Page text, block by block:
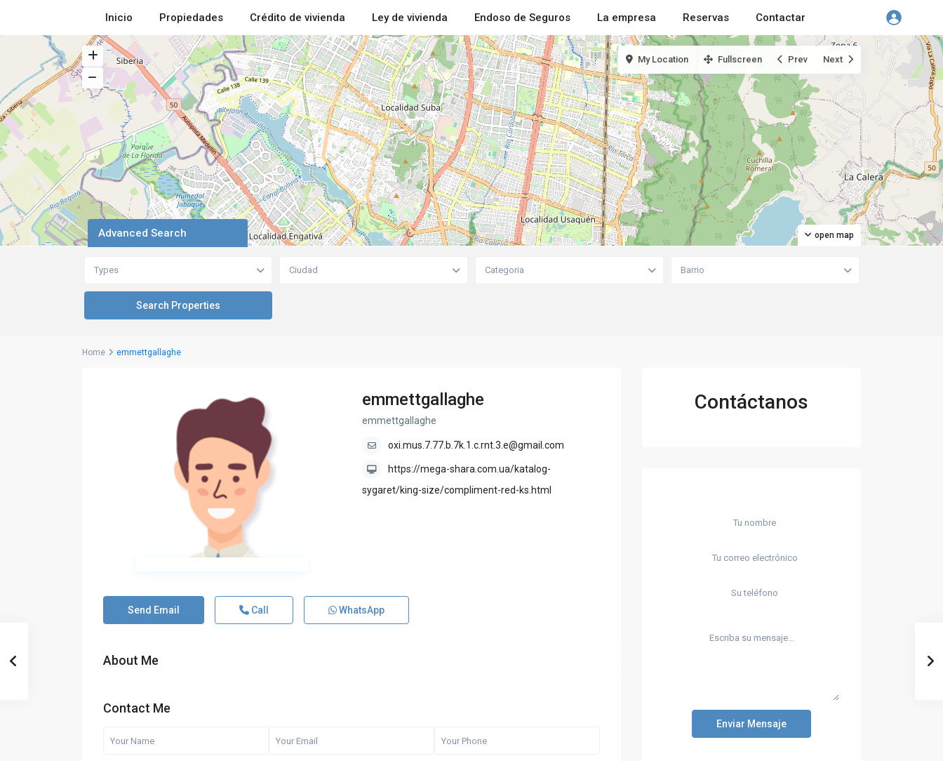
Inicio Propiedades Crédito de vivienda Ley de vivienda Endoso de Seguros La empresa Reservas Contactar
open map
My Location Fullscreen Prev Next
Advanced Search
Types Ciudad Categoria Barrio
Home emmettgallaghe
emmettgallaghe
emmettgallaghe
oxi.mus.7.77.b.7k.1.c.rnt.3.e@gmail.com
https://mega-shara.com.ua/katalog-
sygaret/king-size/compliment-red-ks.html
Send Email Call WhatsApp
About Me
Contact Me
Contáctanos
Enviar Mensaje